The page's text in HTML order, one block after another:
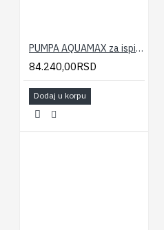
PUMPA AQUAMAX za ispiranje izmenjivača EVOLUTION 20 turbo
84.240,00RSD
Dodaj u korpu